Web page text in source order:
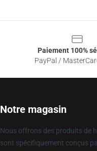
Paiement 100%
PayPal /
Notre magasin
Nous offrons des produits de
sont spécifiquement conçus